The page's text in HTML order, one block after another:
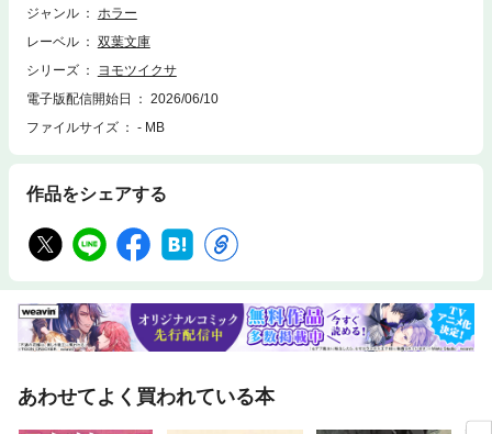
ジャンル
ホラー
レーベル
双葉文庫
シリーズ
ヨモツイクサ
電子版配信開始日
2026/06/10
ファイルサイズ
- MB
作品をシェアする
あわせてよく買われている本